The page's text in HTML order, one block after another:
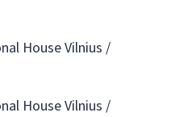
House Vilnius /
House Vilnius /